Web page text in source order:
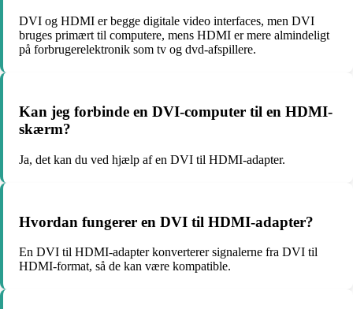
DVI og HDMI er begge digitale video interfaces, men DVI
bruges primært til computere, mens HDMI er mere almindeligt
på forbrugerelektronik som tv og dvd-afspillere.
Kan jeg forbinde en DVI-computer til en HDMI-
skærm?
Ja, det kan du ved hjælp af en DVI til HDMI-adapter.
Hvordan fungerer en DVI til HDMI-adapter?
En DVI til HDMI-adapter konverterer signalerne fra DVI til
HDMI-format, så de kan være kompatible.